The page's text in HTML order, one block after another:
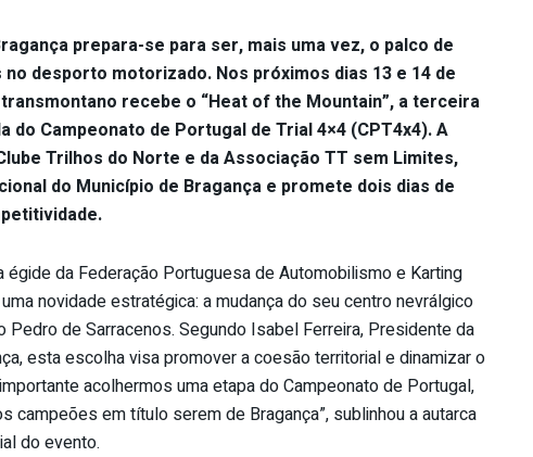
prepara-se para ser, mais uma vez, o palco de
desporto motorizado. Nos próximos dias 13 e 14 de
recebe o “Heat of the Mountain”, a terceira
do Campeonato de Portugal de Trial 4×4 (CPT4x4). A
Trilhos do Norte e da Associação TT sem Limites,
do Município de Bragança e promete dois dias de
da Federação Portuguesa de Automobilismo e Karting
novidade estratégica: a mudança do seu centro nevrálgico
Pedro de Sarracenos. Segundo Isabel Ferreira, Presidente da
esta escolha visa promover a coesão territorial e dinamizar o
acolhermos uma etapa do Campeonato de Portugal,
campeões em título serem de Bragança”, sublinhou a autarca
do evento.